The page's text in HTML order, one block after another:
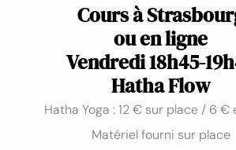
Cours à
ou en ligne
Vendredi 18h45-
Hatha Flow
Hatha Yoga : 12 € sur place / 6 €
Matériel fourni sur place